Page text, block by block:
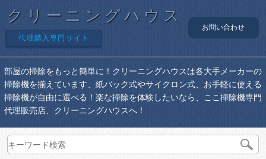
クリーニングハウス
代理購入専門サイト
お問い合わせ
部屋の掃除をもっと簡単に！クリーニングハウスは各大手メーカーの
掃除機を揃えています、紙バック式やサイクロン式、お手軽に使える
掃除機が自由に選べる！楽な掃除を体験したいなら、ここ掃除機専門
代理販売店、クリーニングハウスへ！